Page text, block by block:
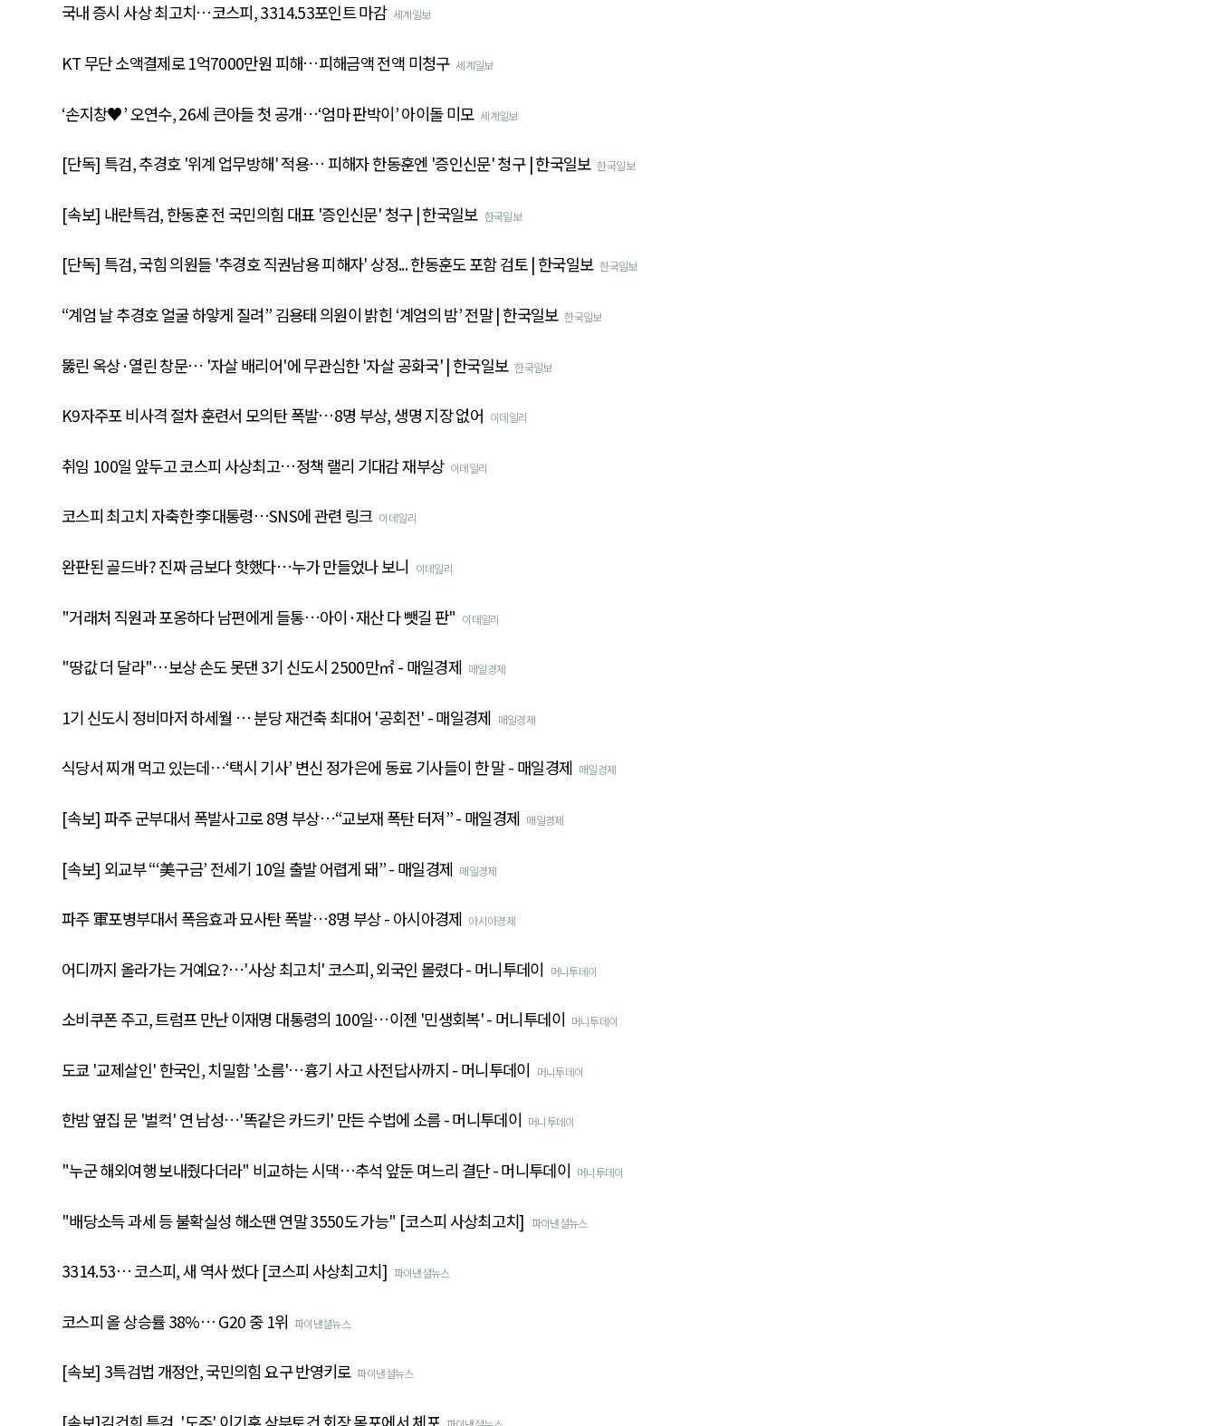
국내 증시 사상 최고치…코스피, 3314.53포인트 마감 세계일보
KT 무단 소액결제로 1억7000만원 피해…피해금액 전액 미청구 세계일보
‘손지창♥’ 오연수, 26세 큰아들 첫 공개…‘엄마 판박이’ 아이돌 미모 세계일보
[단독] 특검, 추경호 '위계 업무방해' 적용… 피해자 한동훈엔 '증인신문' 청구 | 한국일보 한국일보
[속보] 내란특검, 한동훈 전 국민의힘 대표 '증인신문' 청구 | 한국일보 한국일보
[단독] 특검, 국힘 의원들 '추경호 직권남용 피해자' 상정... 한동훈도 포함 검토 | 한국일보 한국일보
“계엄 날 추경호 얼굴 하얗게 질려” 김용태 의원이 밝힌 ‘계엄의 밤’ 전말 | 한국일보 한국일보
뚫린 옥상·열린 창문… '자살 배리어'에 무관심한 '자살 공화국' | 한국일보 한국일보
K9자주포 비사격 절차 훈련서 모의탄 폭발…8명 부상, 생명 지장 없어 이데일리
취임 100일 앞두고 코스피 사상최고…정책 랠리 기대감 재부상 이데일리
코스피 최고치 자축한 李대통령…SNS에 관련 링크 이데일리
완판된 골드바? 진짜 금보다 핫했다…누가 만들었나 보니 이데일리
"거래처 직원과 포옹하다 남편에게 들통…아이·재산 다 뺏길 판" 이데일리
"땅값 더 달라"…보상 손도 못댄 3기 신도시 2500만㎡ - 매일경제 매일경제
1기 신도시 정비마저 하세월 … 분당 재건축 최대어 '공회전' - 매일경제 매일경제
식당서 찌개 먹고 있는데…‘택시 기사’ 변신 정가은에 동료 기사들이 한 말 - 매일경제 매일경제
[속보] 파주 군부대서 폭발사고로 8명 부상…“교보재 폭탄 터져” - 매일경제 매일경제
[속보] 외교부 “‘美구금’ 전세기 10일 출발 어렵게 돼” - 매일경제 매일경제
파주 軍포병부대서 폭음효과 묘사탄 폭발…8명 부상 - 아시아경제 아시아경제
어디까지 올라가는 거예요?…'사상 최고치' 코스피, 외국인 몰렸다 - 머니투데이 머니투데이
소비쿠폰 주고, 트럼프 만난 이재명 대통령의 100일…이젠 '민생회복' - 머니투데이 머니투데이
도쿄 '교제살인' 한국인, 치밀함 '소름'…흉기 사고 사전답사까지 - 머니투데이 머니투데이
한밤 옆집 문 '벌컥' 연 남성…'똑같은 카드키' 만든 수법에 소름 - 머니투데이 머니투데이
"누군 해외여행 보내줬다더라" 비교하는 시댁…추석 앞둔 며느리 결단 - 머니투데이 머니투데이
"배당소득 과세 등 불확실성 해소땐 연말 3550도 가능" [코스피 사상최고치] 파이낸셜뉴스
3314.53… 코스피, 새 역사 썼다 [코스피 사상최고치] 파이낸셜뉴스
코스피 올 상승률 38%… G20 중 1위 파이낸셜뉴스
[속보] 3특검법 개정안, 국민의힘 요구 반영키로 파이낸셜뉴스